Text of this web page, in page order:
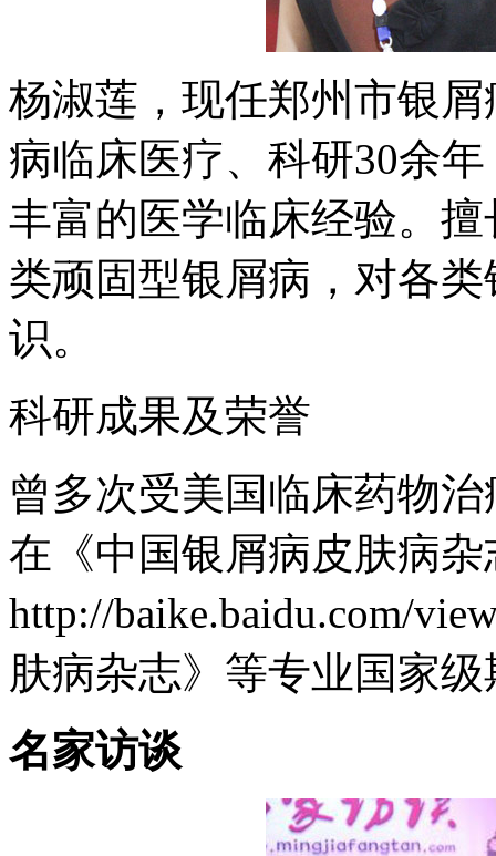
杨淑莲，现任郑州市银
病临床医疗、科研30余
丰富的医学临床经验。
类顽固型银屑病，对各
识。
科研成果及荣誉
曾多次受美国临床药物
在《中国银屑病皮肤病
http://baike.baidu.com/
肤病杂志》等专业国家
名家访谈